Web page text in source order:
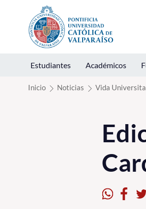
Click acá para ir directamente al contenido
Estudiantes Académicos
Inicio Noticias Vida